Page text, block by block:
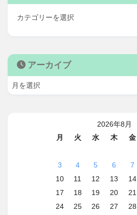
アーカイブ
2026年8月
月
火 水 木 金
3
4 5 6 7
10
11 12 13 14
17
18 19 20 21
24
25 26 27 28